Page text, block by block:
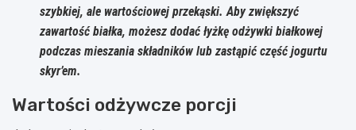
szybkiej, ale wartościowej przekąski. Aby zwiększyć
zawartość białka, możesz dodać łyżkę odżywki białkowej
podczas mieszania składników lub zastąpić część jogurtu
skyr’em.
Wartości odżywcze porcji